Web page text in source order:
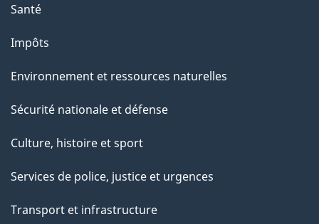
Santé
Impôts
Environnement et ressources naturelles
Sécurité nationale et défense
Culture, histoire et sport
Services de police, justice et urgences
Transport et infrastructure